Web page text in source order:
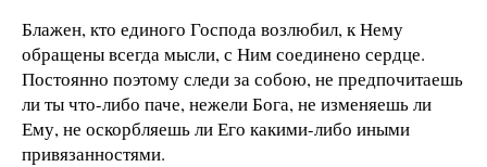
Блажен, кто единого Господа возлюбил, к Нему
обращены всегда мысли, с Ним соединено сердце.
Постоянно поэтому следи за собою, не предпочитаешь
ли ты что-либо паче, нежели Бога, не изменяешь ли
Ему, не оскорбляешь ли Его какими-либо иными
привязанностями.